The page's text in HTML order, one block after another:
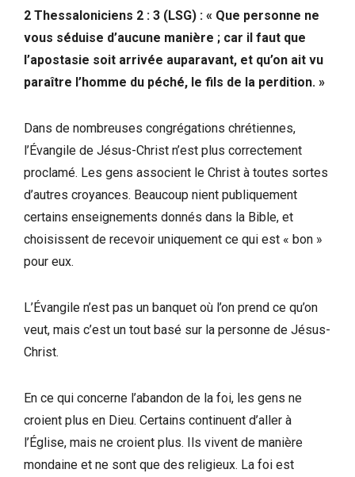
2 Thessaloniciens 2 : 3 (LSG) : « Que personne ne
vous séduise d’aucune manière ; car il faut que
l’apostasie soit arrivée auparavant, et qu’on ait vu
paraître l’homme du péché, le fils de la perdition. »
Dans de nombreuses congrégations chrétiennes,
l’Évangile de Jésus-Christ n’est plus correctement
proclamé. Les gens associent le Christ à toutes sortes
d’autres croyances. Beaucoup nient publiquement
certains enseignements donnés dans la Bible, et
choisissent de recevoir uniquement ce qui est « bon »
pour eux.
L’Évangile n’est pas un banquet où l’on prend ce qu’on
veut, mais c’est un tout basé sur la personne de Jésus-
Christ.
En ce qui concerne l’abandon de la foi, les gens ne
croient plus en Dieu. Certains continuent d’aller à
l’Église, mais ne croient plus. Ils vivent de manière
mondaine et ne sont que des religieux. La foi est